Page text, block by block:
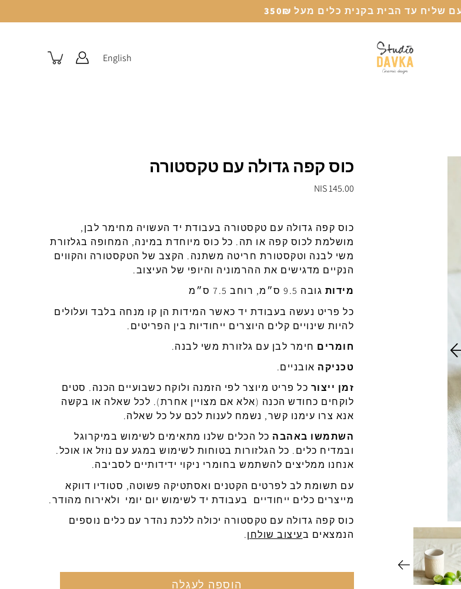
שליח עד הבית בקנית כלים מעל 350₪
English
כוס קפה גדולה עם טקסטורה
145.00 NIS
כוס קפה גדולה עם טקסטורה בעבודת יד העשויה מחימר לבן,
מושלמת לכוס קפה או תה. כל כוס מיוחדת במינה, המחופה בגלזורת
משי לבנה וטקסטורת חריטה משתנה. הקצב של הטקסטורה והקווים
הנקיים מדגישים את ההרמוניה והיופי של העיצוב.
מידות גובה ס״מ, רוחב
ס״מ
כל פריט נעשה בעבודת יד כאשר המידות הן קו מנחה בלבד ועלולים
להיות שינויים קלים היוצרים ייחודיות בין הפריטים.
חומרים חימר לבן עם גלזורת משי לבנה.
טכניקה אובניים.
זמן ייצור כל פריט מיוצר לפי הזמנה ולוקח כשבועיים הכנה. סטים
לוקחים כחודש הכנה (אלא אם מצויין אחרת). לכל שאלה או בקשה
אנא צרו עימנו קשר, נשמח לענות לכם על כל שאלה.
השתמשו באהבה כל הכלים שלנו מתאימים לשימוש במיקרוגל
ובמדיח כלים. כל הגלזורות בטוחות לשימוש במגע עם נוזל או אוכל.
אנחנו ממליצים להשתמש בחומרי ניקוי ידידותיים לסביבה.
עם תשומת לב לפרטים הקטנים ואסתטיקה פשוטה, סטודיו דווקא
מייצרים כלים ייחודיים בעבודת יד לשימוש יום יומי ולאירוח מהודר.
כוס קפה גדולה עם טקסטורה יכולה ללכת נהדר עם כלים נוספים
הנמצאים בעיצוב שולחן.
הוספה לעגלה